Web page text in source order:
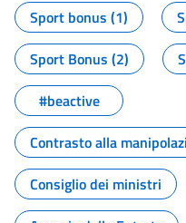
Sport bonus (1)
Sport Bonus (2)
#beactive
Contrasto alla
Consiglio dei ministri